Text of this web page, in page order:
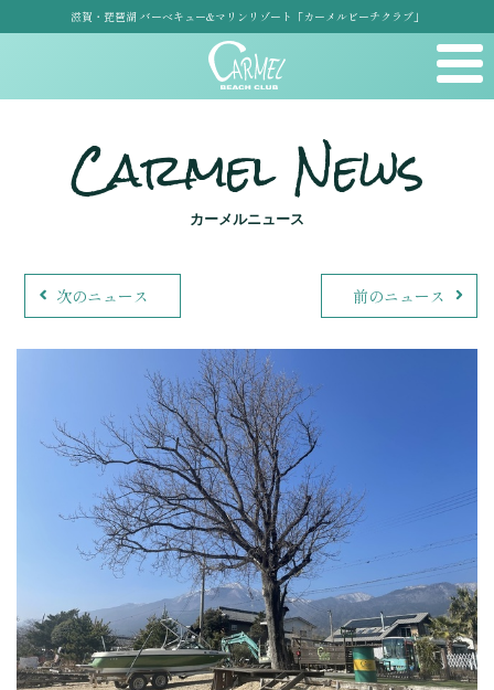
滋賀・琵琶湖 バーベキュー&マリンリゾート「カーメルビーチクラブ」
Carmel News
カーメルニュース
次のニュース 前のニュース